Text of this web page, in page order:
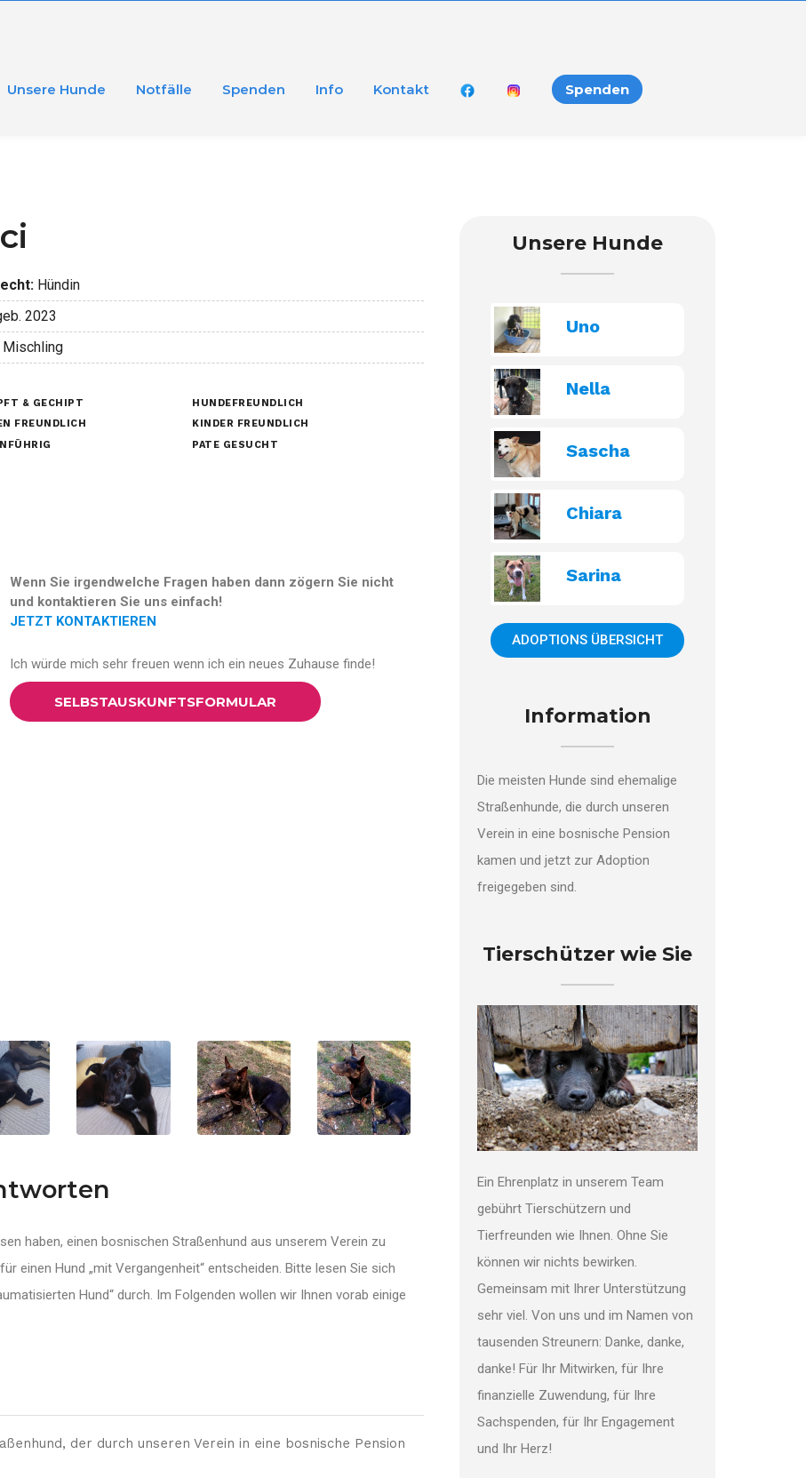
Unsere Hunde Notfälle Spenden Info Kontakt Spenden
Hündin
2023
& GECHIPT
HUNDEFREUNDLICH
FREUNDLICH
KINDER FREUNDLICH
PATE GESUCHT
Wenn Sie irgendwelche Fragen haben dann zögern Sie nicht
und kontaktieren Sie uns einfach!
JETZT KONTAKTIEREN
Ich würde mich sehr freuen wenn ich ein neues Zuhause finde!
SELBSTAUSKUNFTSFORMULAR
haben, einen bosnischen Straßenhund aus unserem Verein zu
einen Hund „mit Vergangenheit“ entscheiden. Bitte lesen Sie sich
Hund“ durch. Im Folgenden wollen wir Ihnen vorab einige
der durch unseren Verein in eine bosnische Pension
Unsere Hunde
Uno
Nella
Sascha
Chiara
Sarina
ADOPTIONS ÜBERSICHT
Information
Die meisten Hunde sind ehemalige
Straßenhunde, die durch unseren
Verein in eine bosnische Pension
kamen und jetzt zur Adoption
freigegeben sind.
Tierschützer wie Sie
Ein Ehrenplatz in unserem Team
gebührt Tierschützern und
Tierfreunden wie Ihnen. Ohne Sie
können wir nichts bewirken.
Gemeinsam mit Ihrer Unterstützung
sehr viel. Von uns und im Namen von
tausenden Streunern: Danke, danke,
danke! Für Ihr Mitwirken, für Ihre
finanzielle Zuwendung, für Ihre
Sachspenden, für Ihr Engagement
und Ihr Herz!